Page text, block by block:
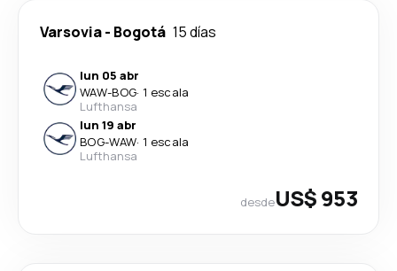
Varsovia- Bogotá 15 días
lun 05 abr
WAW-BOG· 1 escala
Lufthansa
lun 19 abr
BOG-WAW· 1 escala
Lufthansa
desdeUS$ 953